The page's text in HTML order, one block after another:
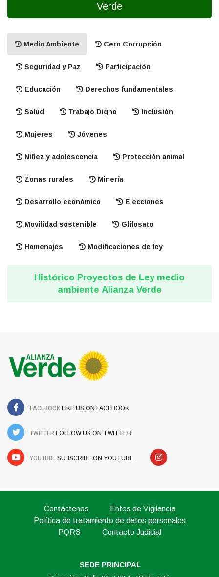
Verde
Medio Ambiente Cero Corrupción
Seguridad y Paz Participación
Educación Derechos fundamentales
Salud Trabajo Digno Inclusión
Mujeres Jóvenes
Niñez y adolescencia Protección animal
Zonas rurales Minería
Desarrollo económico Elecciones
Movilidad sostenible Glifosato
Homenajes Modificaciones de ley
Histórico Proyectos de Ley medio
ambiente Alianza Verde
FACEBOOK LIKE US ON FACEBOOK
TWITTER FOLLOW US ON TWITTER
YOUTUBE SUBSCRIBE ON YOUTUBE
Contáctenos
Entes de Vigilancia
Política de tratamiento de datos personales
PQRS
Contacto Judicial
SEDE PRINCIPAL